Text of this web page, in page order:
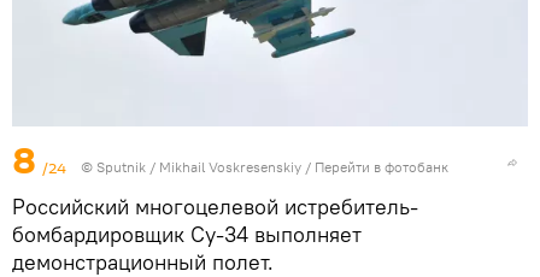
8 /24 © Sputnik / Mikhail Voskresenskiy / Перейти в фотобанк
Российский многоцелевой истребитель-
бомбардировщик Су-34 выполняет
демонстрационный полет.